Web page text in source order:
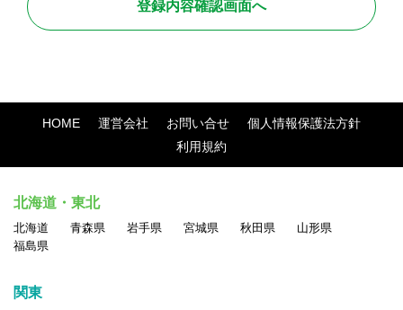
本サービス利用に関しまして、全てのユーザが法令に則って安
全且つ快適に取引を行って頂くために、以下に定める行為を禁
る行為
・他のユーザのアクセスまたは操作を妨害する行為
・サイト運営またはネットワーク・システムを妨害する行為
権、その他の権利を侵害する行為
・他のユーザに対する中傷、脅迫、いやがらせ、その他経済的
もしくは精神的損害または不利益を与える行為
・ポルノ、ヌード画像、その他一般の方が不快に感ずる画像、
HOME 運営会社 お問い合せ
個人情報保護法方針
利用規約
北海道・東北
北海道 青森県 岩手県 宮城県 秋田県
山形県
福島県
関東